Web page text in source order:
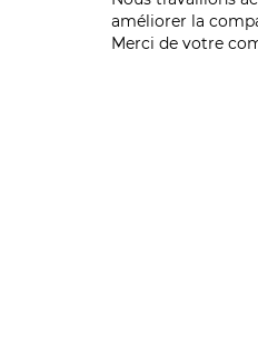
améliorer la
Merci de votre